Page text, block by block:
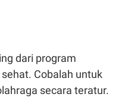
dari program
Cobalah untuk
secara teratur.